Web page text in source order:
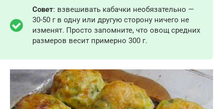
Совет: взвешивать кабачки необязательно —
30-50 г в одну или другую сторону ничего не
изменят. Просто запомните, что овощ средних
размеров весит примерно 300 г.